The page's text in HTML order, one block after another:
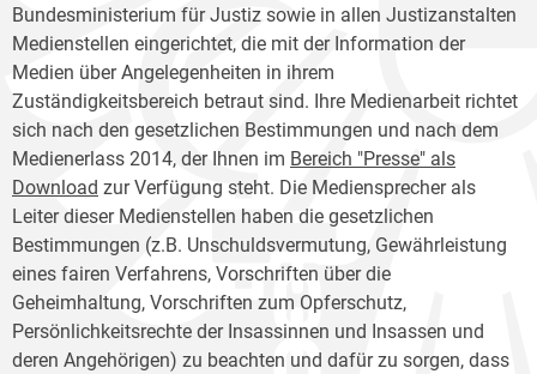
Bundesministerium für Justiz sowie in allen Justizanstalten
Medienstellen eingerichtet, die mit der Information der
Medien über Angelegenheiten in ihrem
Zuständigkeitsbereich betraut sind. Ihre Medienarbeit richtet
sich nach den gesetzlichen Bestimmungen und nach dem
Medienerlass 2014, der Ihnen im Bereich "Presse" als
Download zur Verfügung steht. Die Mediensprecher als
Leiter dieser Medienstellen haben die gesetzlichen
Bestimmungen (z.B. Unschuldsvermutung, Gewährleistung
eines fairen Verfahrens, Vorschriften über die
Geheimhaltung, Vorschriften zum Opferschutz,
Persönlichkeitsrechte der Insassinnen und Insassen und
deren Angehörigen) zu beachten und dafür zu sorgen, dass